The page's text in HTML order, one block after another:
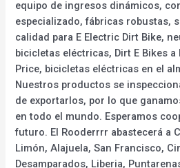
equipo de ingresos dinámicos,
especializado, fábricas robustas,
calidad para E Electric Dirt Bike,
bicicletas eléctricas, Dirt E Bikes a
Price, bicicletas eléctricas en el
Nuestros productos se
de exportarlos, por lo que
en todo el mundo. Esperamos
futuro. El Rooderrrr abastecerá a
Limón, Alajuela, San Francisco,
Desamparados, Liberia,